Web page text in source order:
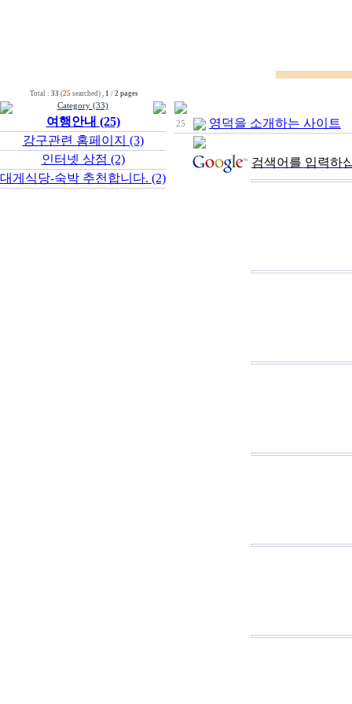
Total : 33 (25 searched) , 1 / 2 pages
Category (33)
여행안내 (25)
강구관련 홈페이지 (3)
인터넷 상점 (2)
대게식당-숙박 추천합니다. (2)
25 영덕을 소개하는 사이트
검색어를 입력하